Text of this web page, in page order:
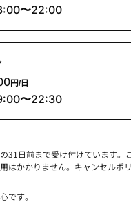
〜22:00
円/日
〜22:30
31日前まで受け付けています。
はかかりません。キャンセルポ
です。